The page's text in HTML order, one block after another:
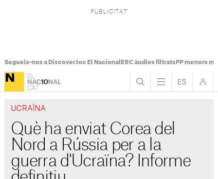
Segueix-nos a DiscoverJoc El Nacional ERC àudios filtratsPP menors
UCRAÏNA
Què ha enviat Corea del
Nord a Rússia per a la
guerra d'Ucraïna? Informe